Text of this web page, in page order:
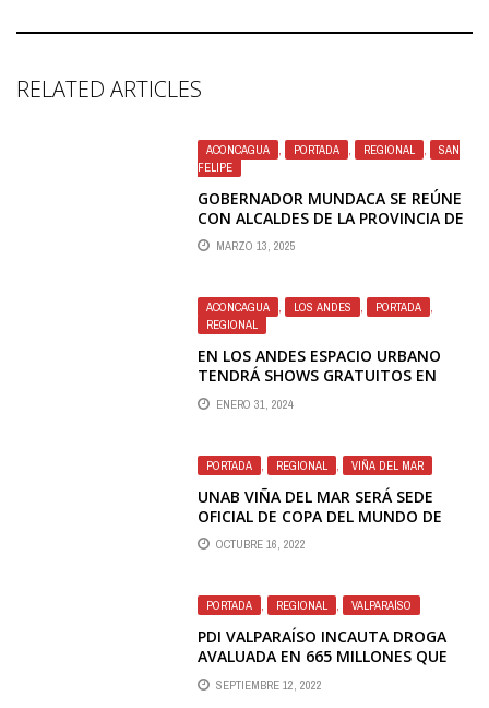
RELATED ARTICLES
ACONCAGUA , PORTADA , REGIONAL ,
SAN
FELIPE
GOBERNADOR MUNDACA SE REÚNE
CON ALCALDES DE LA PROVINCIA DE
SAN FELIPE PARA ANALIZAR AÑO DE
INVERSIÓN 2025
MARZO 13, 2025
ACONCAGUA , LOS ANDES , PORTADA
,
REGIONAL
EN LOS ANDES ESPACIO URBANO
TENDRÁ SHOWS GRATUITOS EN
FEBRERO
ENERO 31, 2024
PORTADA REGIONAL VIÑA DEL MAR
UNAB VIÑA DEL MAR SERÁ SEDE
OFICIAL DE COPA DEL MUNDO DE
TRIATLÓN QUE SE REALIZARÁ POR
PRIMERA VEZ EN CHILE
OCTUBRE 16, 2022
PORTADA , REGIONAL , VALPARAÍSO
PDI VALPARAÍSO INCAUTA DROGA
AVALUADA EN 665 MILLONES QUE
ERA INGRESADA POR PASOS NO
HABILITADOS
SEPTIEMBRE 12, 2022